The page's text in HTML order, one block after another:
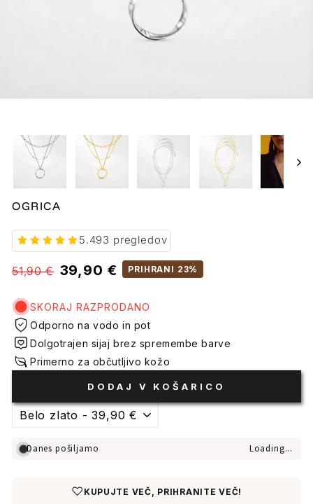
OGRICA
5.493 pregledov
Običajna
51,90 € Prodajne
39,90 € PRIHRANI 23%
SKORAJ RAZPRODANO
Odporno na vodo in pot
Dolgotrajen sijaj brez spremembe barve
Primerno za občutljivo kožo
DODAJ V KOŠARICO
Danes pošiljamo Loading...
♡ KUPUJTE VEČ, PRIHRANITE VEČ!